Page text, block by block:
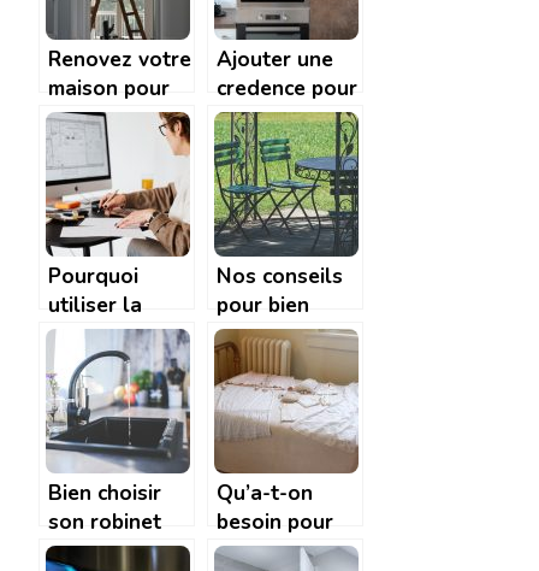
Renovez votre
maison pour
revendre avec
une plus-
value
Ajouter une
credence pour
la cuisine: les
astuces pour
bien choisir sa
credence
Pourquoi
utiliser la
methode BIM
pour la
construction
de votre
chalet en bois
?
Nos conseils
pour bien
decorer votre
jardin!
Bien choisir
son robinet
pour
Qu’a-t-on
besoin pour
avoir de la